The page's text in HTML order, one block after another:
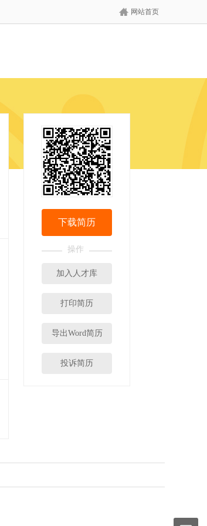
网站首页
下载简历
操作
加入人才库
打印简历
导出Word简历
投诉简历